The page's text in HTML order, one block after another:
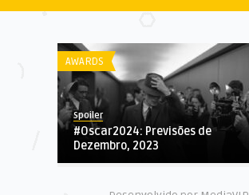
AWARDS
Spoiler
#Oscar2024: Previsões de
Dezembro, 2023